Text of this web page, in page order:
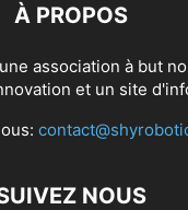
À PROPOS
association à but
et un site
NOUS